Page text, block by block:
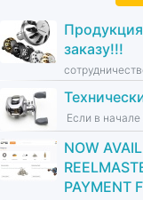
заказу!!!
Если в начале
NOW
PAYMENT